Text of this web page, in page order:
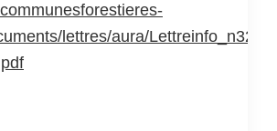
lettres/aura/Lettreinfo_n32-